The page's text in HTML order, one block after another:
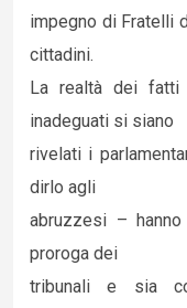
impegno di Fratelli
cittadini.
La realtà dei fatti
inadeguati si siano
rivelati i
dirlo agli
abruzzesi –
proroga dei
tribunali e sia